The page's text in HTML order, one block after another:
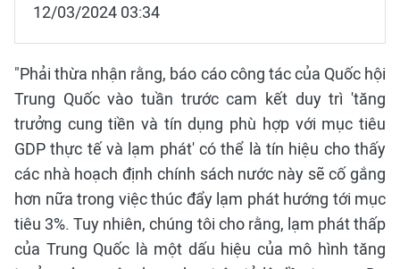
12/03/2024 03:34
"Phải thừa nhận rằng, báo cáo công tác của Quốc hội
Trung Quốc vào tuần trước cam kết duy trì 'tăng
trưởng cung tiền và tín dụng phù hợp với mục tiêu
GDP thực tế và lạm phát' có thể là tín hiệu cho thấy
các nhà hoạch định chính sách nước này sẽ cố gắng
hơn nữa trong việc thúc đẩy lạm phát hướng tới mục
tiêu 3%. Tuy nhiên, chúng tôi cho rằng, lạm phát thấp
của Trung Quốc là một dấu hiệu của mô hình tăng